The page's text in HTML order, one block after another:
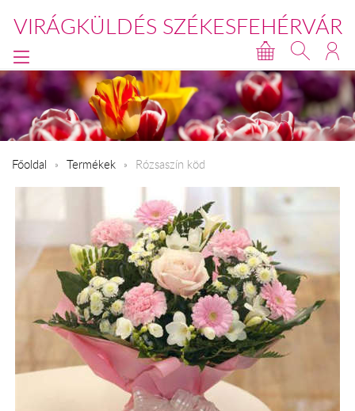
VIRÁGKÜLDÉS SZÉKESFEHÉRVÁR
Főoldal Termékek Rózsaszín köd